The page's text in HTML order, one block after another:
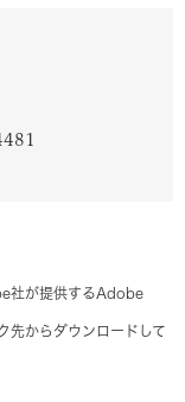
社が提供するAdobe
先からダウンロードして